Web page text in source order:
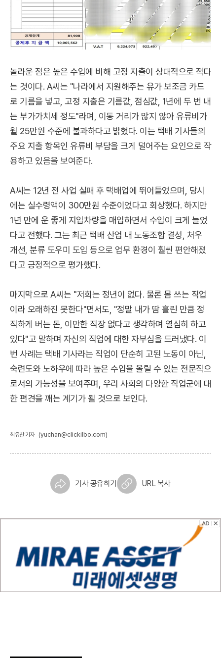
놀라운 점은 높은 수입에 비해 고정 지출이 상대적으로 적다
는 것이다. A씨는 "나라에서 지원해주는 유가 보조금 카드
로 기름을 넣고, 고정 지출은 기름값, 점심값, 1년에 두 번 내
는 부가가치세 정도"라며, 이동 거리가 많지 않아 유류비가
월 25만원 수준에 불과하다고 밝혔다. 이는 택배 기사들의
주요 지출 항목인 유류비 부담을 크게 덜어주는 요인으로 작
용하고 있음을 보여준다.
A씨는 12년 전 사업 실패 후 택배업에 뛰어들었으며, 당시
에는 실수령액이 300만원 수준이었다고 회상했다. 하지만
1년 만에 운 좋게 지입차량을 매입하면서 수입이 크게 늘었
다고 전했다. 그는 최근 택배 산업 내 노동조합 결성, 처우
개선, 분류 도우미 도입 등으로 업무 환경이 훨씬 편안해졌
다고 긍정적으로 평가했다.
마지막으로 A씨는 "저희는 정년이 없다. 물론 몸 쓰는 직업
이라 오래하진 못한다"면서도, "정말 내가 땀 흘린 만큼 정
직하게 버는 돈, 이만한 직장 없다고 생각하며 열심히 하고
있다"고 말하며 자신의 직업에 대한 자부심을 드러냈다. 이
번 사례는 택배 기사라는 직업이 단순히 고된 노동이 아닌,
숙련도와 노하우에 따라 높은 수입을 올릴 수 있는 전문직으
로서의 가능성을 보여주며, 우리 사회의 다양한 직업군에 대
한 편견을 깨는 계기가 될 것으로 보인다.
최유찬 기자 (yuchan@clickilbo.com)
기사 공유하기 URL 복사